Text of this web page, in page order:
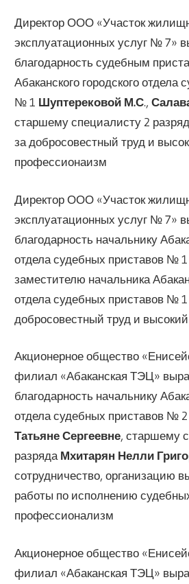
Директор ООО «Участок
эксплуатационных услуг № 7»
благодарность судебным
Абаканского городского отдела
№ 1 Шуптерековой М.С.,
старшему специалисту 2
за добросовестный труд и
профессионаизм
Директор ООО «Участок
эксплуатационных услуг № 7»
благодарность начальнику
отдела судебных приставов №
заместителю начальника
отдела судебных приставов № 1
добросовестный труд и
Акционерное общество
филиал «Абаканская ТЭЦ»
благодарность начальнику
отдела судебных приставов №
Татьяне Сергеевне, старшему
разрядаМхитарян Нелли
сотрудничество, организацию
работы по исполнению
профессионализм
Акционерное общество
филиал «Абаканская ТЭЦ»